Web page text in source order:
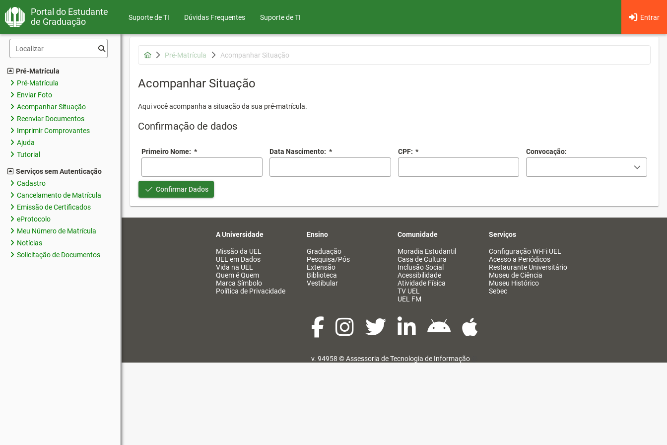
Portal do Estudante
de Graduação
Suporte de TI Dúvidas Frequentes Entrar
Suporte de TI
Pré-Matrícula
Pré-Matrícula
Enviar Foto
Acompanhar Situação
Reenviar Documentos
Imprimir Comprovantes
Ajuda
Tutorial
Serviços sem Autenticação
Cadastro
Cancelamento de Matrícula
Emissão de Certificados
eProtocolo
Meu Número de Matrícula
Notícias
Solicitação de Documentos
Pré-Matrícula Acompanhar Situação
Acompanhar Situação
Aqui você acompanha a situação da sua pré-matrícula.
Confirmação de dados
Primeiro Nome: * Data Nascimento: * CPF: * Convocação:
Confirmar Dados
A Universidade
Missão da UEL
UEL em Dados
Vida na UEL
Quem é Quem
Marca Símbolo
Política de Privacidade
Ensino
Graduação
Pesquisa/Pós
Extensão
Biblioteca
Vestibular
Comunidade
Moradia Estudantil
Casa de Cultura
Inclusão Social
Acessibilidade
Atividade Física
TV UEL
UEL FM
Serviços
Configuração Wi-Fi UEL
Acesso a Periódicos
Restaurante Universitário
Museu de Ciência
Museu Histórico
Sebec
v. 94958 ©Assessoria de Tecnologia de Informação